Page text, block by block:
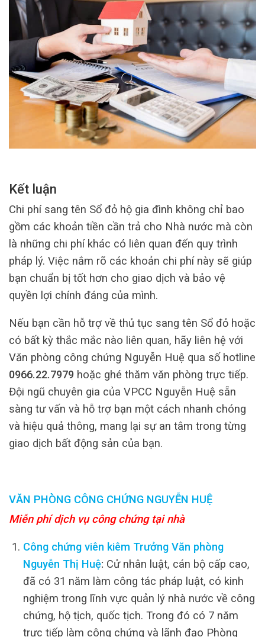
Kết luận
Chi phí sang tên Sổ đỏ hộ gia đình không chỉ bao
gồm các khoản tiền cần trả cho Nhà nước mà còn
là những chi phí khác có liên quan đến quy trình
pháp lý. Việc nắm rõ các khoản chi phí này sẽ giúp
bạn chuẩn bị tốt hơn cho giao dịch và bảo vệ
quyền lợi chính đáng của mình.
Nếu bạn cần hỗ trợ về thủ tục sang tên Sổ đỏ hoặc
có bất kỳ thắc mắc nào liên quan, hãy liên hệ với
Văn phòng công chứng Nguyễn Huệ qua số hotline
0966.22.7979 hoặc ghé thăm văn phòng trực tiếp.
Đội ngũ chuyên gia của VPCC Nguyễn Huệ sẵn
sàng tư vấn và hỗ trợ bạn một cách nhanh chóng
và hiệu quả thông, mang lại sự an tâm trong từng
giao dịch bất động sản của bạn.
VĂN PHÒNG CÔNG CHỨNG NGUYỄN HUỆ
Miễn phí dịch vụ công chứng tại nhà
Công chứng viên kiêm Trưởng Văn phòng
Nguyễn Thị Huệ: Cử nhân luật, cán bộ cấp cao,
đã có 31 năm làm công tác pháp luật, có kinh
nghiệm trong lĩnh vực quản lý nhà nước về công
chứng, hộ tịch, quốc tịch. Trong đó có 7 năm
trực tiếp làm công chứng và lãnh đạo Phòng